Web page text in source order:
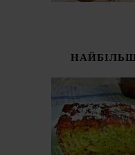
СОЛОДКИЙ
ПИРІГ З
КАБАЧКІВ
(TORTA
ZUCCHINE)